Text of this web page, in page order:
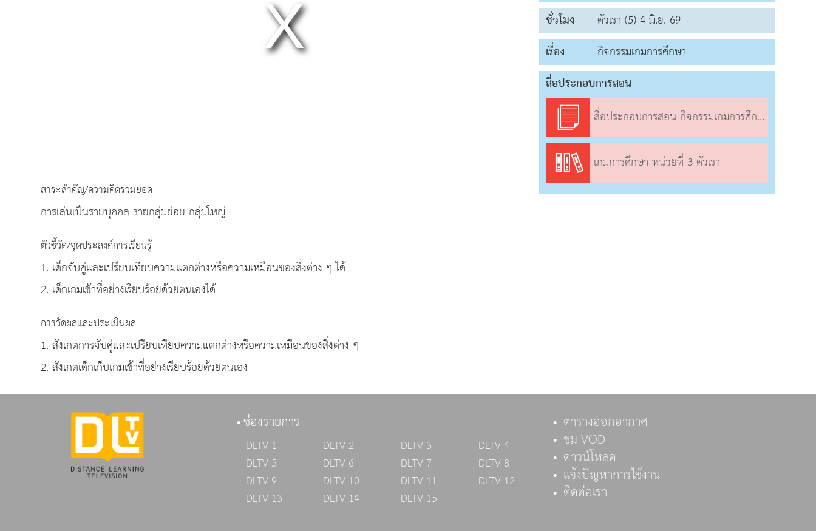
สาระสำคัญ/ความคิดรวมยอด
การเล่นเป็นรายบุคคล รายกลุ่มย่อย กลุ่มใหญ่
ตัวชี้วัด/จุดประสงค์การเรียนรู้
1. เด็กจับคู่และเปรียบเทียบความแตกต่างหรือความเหมือนของสิ่งต่าง ๆ ได้
2. เด็กเกมเข้าที่อย่างเรียบร้อยด้วยตนเองได้
การวัดผลและประเมินผล
1. สังเกตการจับคู่และเปรียบเทียบความแตกต่างหรือความเหมือนของสิ่งต่าง ๆ
2. สังเกตเด็กเก็บเกมเข้าที่อย่างเรียบร้อยด้วยตนเอง
ชั่วโมง
ตัวเรา (5) 4 มิ.ย. 69
เรื่อง
กิจกรรมเกมการศึกษา
สื่อประกอบการสอน
สื่อประกอบการสอน กิจกรรมเกมการศึกษา
เกมการศึกษา หน่วยที่ 3 ตัวเรา
ช่องรายการ
DLTV 1 DLTV 2 DLTV 3
DLTV 4
DLTV 5
DLTV 6 DLTV 7
DLTV 8
DLTV 9
DLTV 10 DLTV 11
DLTV 12
DLTV 13
DLTV 14 DLTV 15
ตารางออกอากาศ
ชม VOD
ดาวน์โหลด
แจ้งปัญหาการใช้งาน
ติดต่อเรา